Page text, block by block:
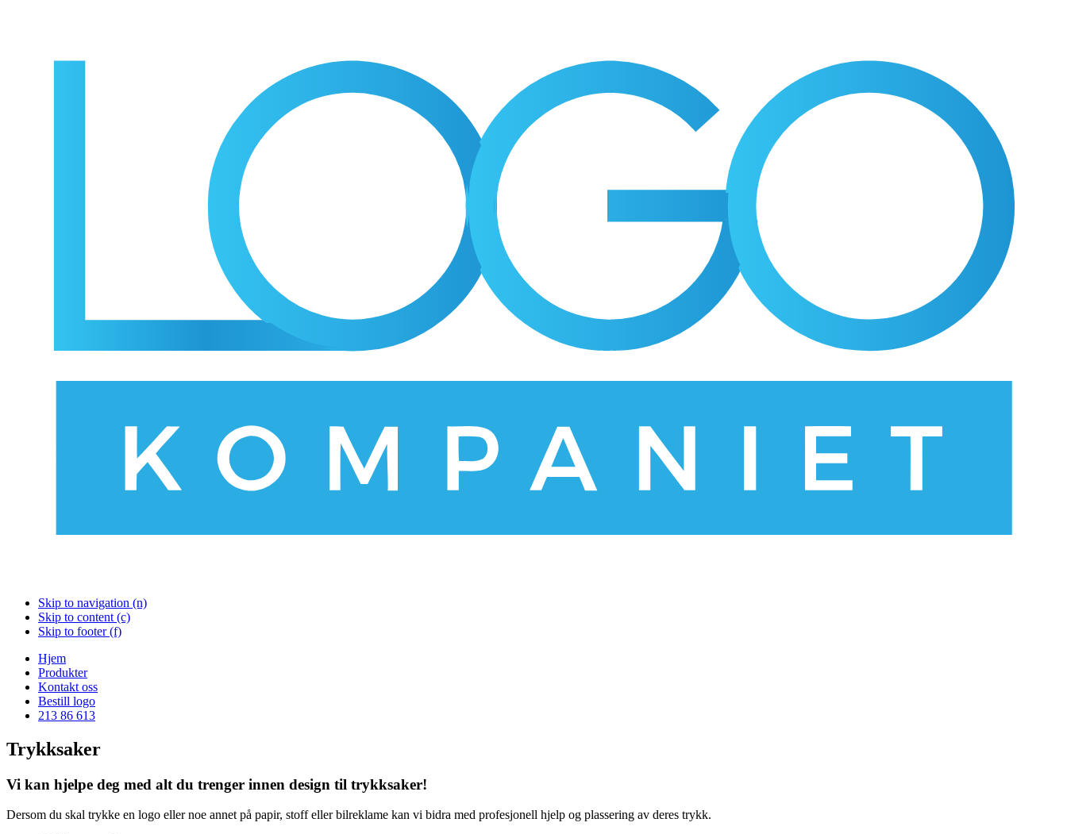
Skip to navigation (n)
Skip to content (c)
Skip to footer (f)
Hjem
Produkter
Kontakt oss
Bestill logo
213 86 613
Trykksaker
Vi kan hjelpe deg med alt du trenger innen design til trykksaker!
Dersom du skal trykke en logo eller noe annet på papir, stoff eller bilreklame kan vi bidra med profesjonell hjelp og plassering av deres trykk.